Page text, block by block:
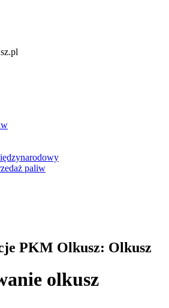
paliw
PKM Olkusz: Olkusz
olkusz